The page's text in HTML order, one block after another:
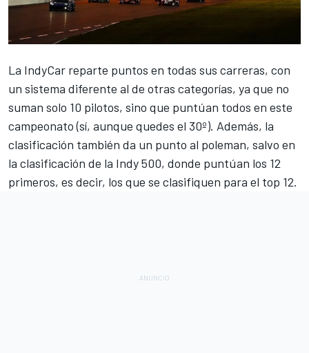
La IndyCar reparte puntos en todas sus carreras, con
un sistema diferente al de otras categorías, ya que no
suman solo 10 pilotos, sino que puntúan todos en este
campeonato (sí, aunque quedes el 30º). Además, la
clasificación también da un punto al poleman, salvo en
la clasificación de la Indy 500, donde puntúan los 12
primeros, es decir, los que se clasifiquen para el top 12.